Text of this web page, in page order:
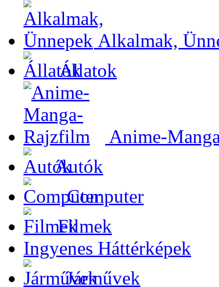
Alkalmak,
Állatok
Anime-
Autók
Computer
Filmek
Ingyenes Háttérképek
Járművek